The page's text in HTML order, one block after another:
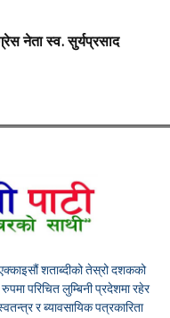
नेता स्व. सुर्यप्रसाद
शताब्दीको तेस्रो दशकको
परिचित लुम्बिनी प्रदेशमा रहेर
र ब्यावसायिक पत्रकारिता